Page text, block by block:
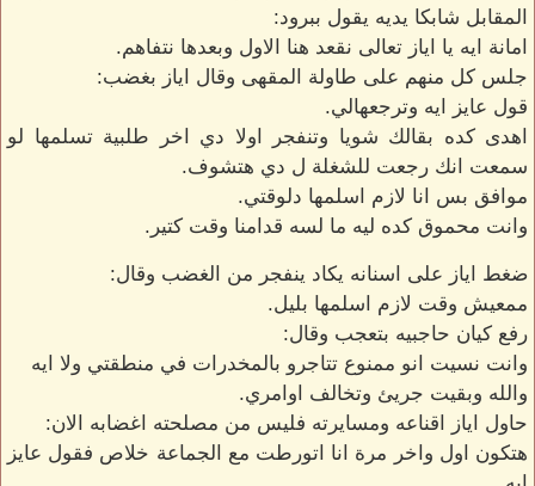
المقابل شابكا يديه يقول ببرود:
امانة ايه يا اياز تعالى نقعد هنا الاول وبعدها نتفاهم.
جلس كل منهم على طاولة المقهى وقال اياز بغضب:
قول عايز ايه وترجعهالي.
اهدى كده بقالك شويا وتنفجر اولا دي اخر طلبية تسلمها لو
سمعت انك رجعت للشغلة ل دي هتشوف.
موافق بس انا لازم اسلمها دلوقتي.
وانت محموق كده ليه ما لسه قدامنا وقت كتير.
ضغط اياز على اسنانه يكاد ينفجر من الغضب وقال:
ممعيش وقت لازم اسلمها بليل.
رفع كيان حاجبيه بتعجب وقال:
وانت نسيت انو ممنوع تتاجرو بالمخدرات في منطقتي ولا ايه
والله وبقيت جريئ وتخالف اوامري.
حاول اياز اقناعه ومسايرته فليس من مصلحته اغضابه الان:
هتكون اول واخر مرة انا اتورطت مع الجماعة خلاص فقول عايز